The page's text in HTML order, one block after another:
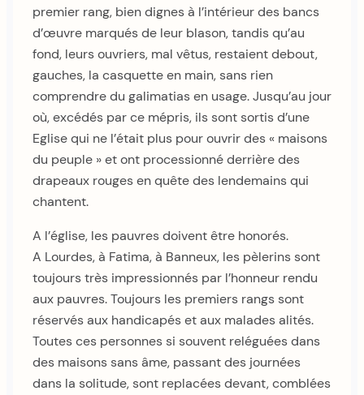
premier rang, bien dignes à l’intérieur des bancs
d’œuvre marqués de leur blason, tandis qu’au
fond, leurs ouvriers, mal vêtus, restaient debout,
gauches, la casquette en main, sans rien
comprendre du galimatias en usage. Jusqu’au jour
où, excédés par ce mépris, ils sont sortis d’une
Eglise qui ne l’était plus pour ouvrir des « maisons
du peuple » et ont processionné derrière des
drapeaux rouges en quête des lendemains qui
chantent.
A l’église, les pauvres doivent être honorés.
A Lourdes, à Fatima, à Banneux, les pèlerins sont
toujours très impressionnés par l’honneur rendu
aux pauvres. Toujours les premiers rangs sont
réservés aux handicapés et aux malades alités.
Toutes ces personnes si souvent reléguées dans
des maisons sans âme, passant des journées
dans la solitude, sont replacées devant, comblées